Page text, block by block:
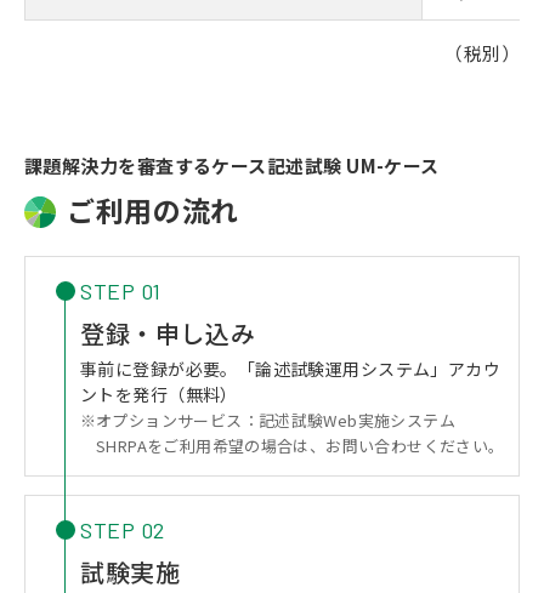
（税別）
課題解決力を審査するケース記述試験 UM-ケース
ご利用の流れ
STEP 01
登録・申し込み
事前に登録が必要。「論述試験運用システム」アカウ
ントを発行（無料）
オプションサービス：記述試験Web実施システム
SHRPAをご利用希望の場合は、お問い合わせください。
STEP 02
試験実施